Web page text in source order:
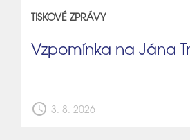
TISKOVÉ ZPRÁVY
Vzpomínka na Jána
schedule 3. 8. 2026